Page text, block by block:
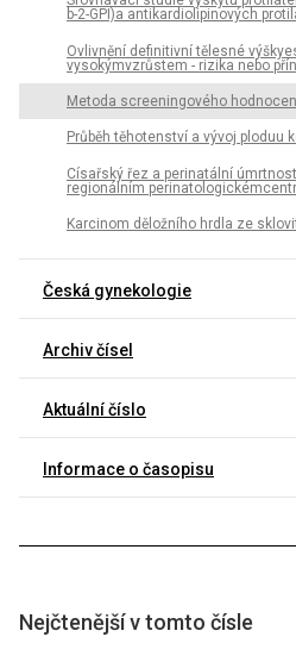
b-2-GPI)a antikardiolipinových
Ovlivnění definitivní tělesné
vysokýmvzrůstem - rizika nebo
Metoda screeningového
Průběh těhotenství a vývoj ploduu
Císařský řez a perinatální
regionálním
Karcinom děložního hrdla ze
Česká gynekologie
Archiv čísel
Aktuální číslo
Informace o časopisu
Nejčtenější v tomto čísle